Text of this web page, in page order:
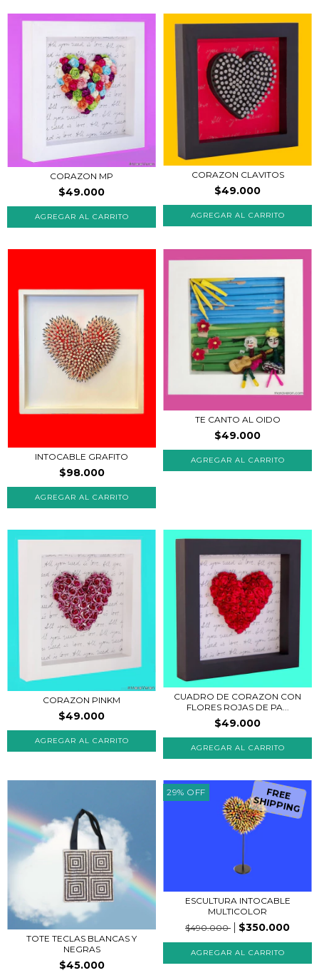
CORAZON MP
$49.000
AGREGAR AL CARRITO
CORAZON CLAVITOS
$49.000
AGREGAR AL CARRITO
INTOCABLE GRAFITO
$98.000
AGREGAR AL CARRITO
TE CANTO AL OIDO
$49.000
CORAZON PINKM
$49.000
AGREGAR AL CARRITO
CUADRO DE CORAZON CON
FLORES ROJAS DE PA...
$49.000
AGREGAR AL CARRITO
TOTE TECLAS BLANCAS Y
NEGRAS
$45.000
29% OFF FREE
SHIPPING
ESCULTURA INTOCABLE
MULTICOLOR
$490.000
$350.000